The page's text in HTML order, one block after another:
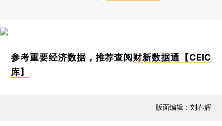
参考重要经济数据，推荐查阅财新数据通【CEIC
库】
版面编辑：刘春辉